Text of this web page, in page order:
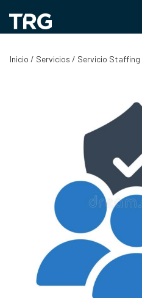
contenido
Inicio / Servicios / Servicio Staffing